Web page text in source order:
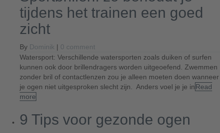
tijdens het trainen een goed
zicht
By Dominik | 0 comment
Watersport: Verschillende watersporten zoals duiken of surfen
kunnen ook door brillendragers worden uitgeoefend. Zwemmen
zonder bril of contactlenzen zou je alleen moeten doen wanneer
je ogen niet uitgesproken slecht zijn. Anders voel je je inRead
more
9 Tips voor gezonde ogen